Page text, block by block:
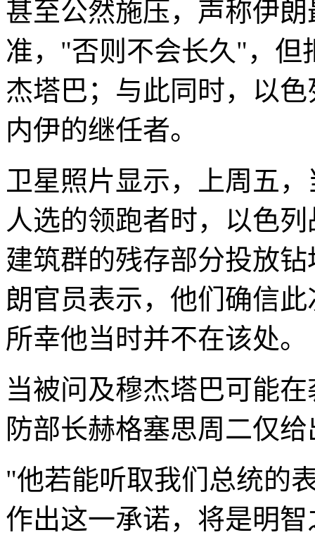
甚至公然施压，声称伊
准，"否则不会长久"，但
杰塔巴；与此同时，以
内伊的继任者。
卫星照片显示，上周五
人选的领跑者时，以色
建筑群的残存部分投放
朗官员表示，他们确信
所幸他当时并不在该处。
当被问及穆杰塔巴可能
防部长赫格塞思周二仅
"他若能听取我们总统的
作出这一承诺，将是明